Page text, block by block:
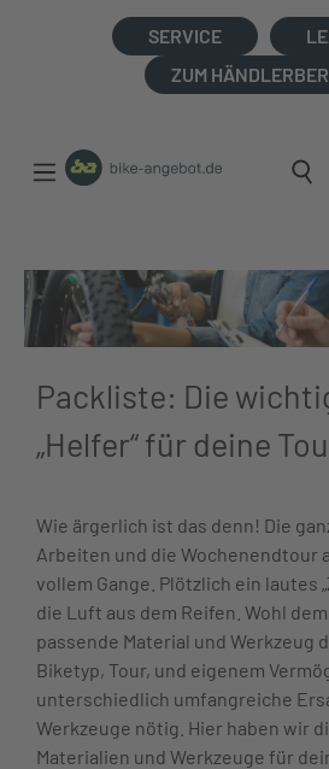
SERVICE
ZUM
Packliste: Die
„Helfer“ für deine
Wie ärgerlich ist das denn! Die
Arbeiten und die Wochenendtour
vollem Gange. Plötzlich ein lautes
die Luft aus dem Reifen. Wohl
passende Material und Werkzeug
Biketyp, Tour, und eigenem
unterschiedlich umfangreiche
Werkzeuge nötig. Hier haben wir
Materialien und Werkzeuge für